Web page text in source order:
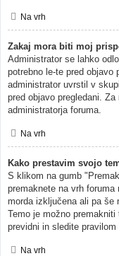
Na vrh
Zakaj mora biti moj
Administrator se lahko
potrebno le-te pred objavo
administrator uvrstil v
pred objavo pregledani.
administratorja foruma.
Na vrh
Kako prestavim svojo
S klikom na gumb
premaknete na vrh
morda izključena ali pa še
Temo je možno
previdni in sledite
Na vrh